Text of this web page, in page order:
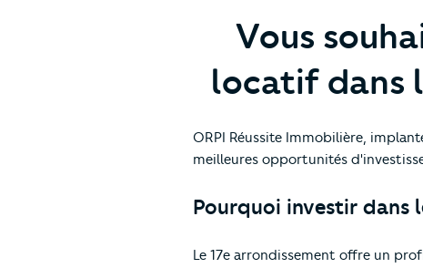
Vous
locatif dans
ORPI Réussite Immobilière,
meilleures opportunités
Pourquoi investir dans
Le 17e arrondissement offre un